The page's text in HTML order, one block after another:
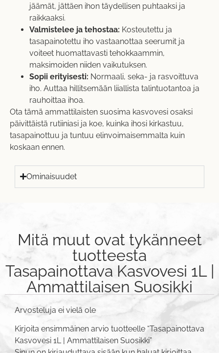
jäämät, jättäen ihon täydellisen puhtaaksi ja
raikkaaksi.
Valmistelee ja tehostaa: Kosteutettu ja
tasapainotettu iho vastaanottaa seerumit ja
voiteet huomattavasti tehokkaammin,
maksimoiden niiden vaikutuksen.
Sopii erityisesti: Normaali, seka- ja rasvoittuva
iho. Auttaa hillitsemään liiallista talintuotantoa ja
rauhoittaa ihoa.
Ota tämä ammattilaisten suosima kasvovesi osaksi
päivittäistä rutiiniasi ja koe, kuinka ihosi kirkastuu,
tasapainottuu ja tuntuu elinvoimaisemmalta kuin
koskaan ennen.
Ominaisuudet
Mitä muut ovat tykänneet
tuotteesta
Tasapainottava Kasvovesi 1L |
Ammattilaisen Suosikki
Arvosteluja ei vielä ole
Kirjoita ensimmäinen arvio tuotteelle “Tasapainottava
Kasvovesi 1L | Ammattilaisen Suosikki”